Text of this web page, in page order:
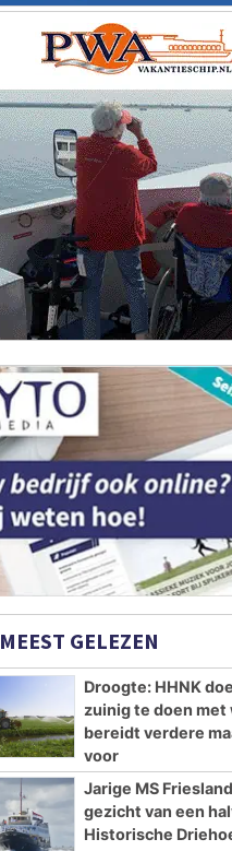
MEEST GELEZEN
Droogte: HHNK
zuinig te doen met
bereidt verdere
voor
Jarige MS
gezicht van een
Historische